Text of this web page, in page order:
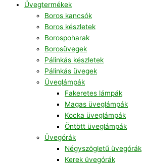
Üvegtermékek
Boros kancsók
Boros készletek
Borospoharak
Borosüvegek
Pálinkás készletek
Pálinkás üvegek
Üveglámpák
Fakeretes lámpák
Magas üveglámpák
Kocka üveglámpák
Öntött üveglámpák
Üvegórák
Négyszögletű üvegórák
Kerek üvegórák